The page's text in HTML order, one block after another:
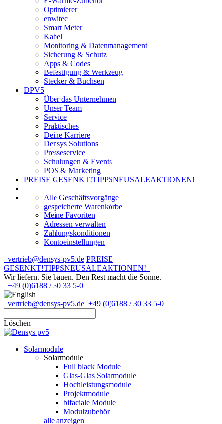
Optimierer
enwitec
Smart Meter
Kabel
Monitoring & Datenmanagement
Sicherung & Schutz
Apps & Codes
Befestigung & Werkzeug
Stecker & Buchsen
DPV5
Über das Unternehmen
Unser Team
Service
Praktisches
Deine Karriere
Densys Solutions
Presseservice
Schulungen & Events
POS & Marketing
PREISE GESENKT!TIPPSNEUSALEAKTIONEN!
Alle Geschäftsvorgänge
gespeicherte Warenkörbe
Meine Favoriten
Adressen verwalten
Zahlungskonditionen
Kontoeinstellungen
vertrieb@densys-pv5.de PREISE
GESENKT!TIPPSNEUSALEAKTIONEN!
Wir liefern. Sie bauen. Den Rest macht die Sonne.
+49 (0)6188 / 30 33 5-0
vertrieb@densys-pv5.de +49 (0)6188 / 30 33 5-0
Löschen
Solarmodule
Solarmodule
Full black Module
Glas-Glas Solarmodule
Hochleistungsmodule
Projektmodule
bifaciale Module
Modulzubehör
alle anzeigen